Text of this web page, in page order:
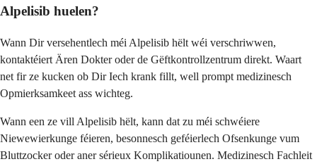
Alpelisib huelen?
Wann Dir versehentlech méi Alpelisib hëlt wéi verschriwwen,
kontaktéiert Ären Dokter oder de Gëftkontrollzentrum direkt. Waart
net fir ze kucken ob Dir Iech krank fillt, well prompt medizinesch
Opmierksamkeet ass wichteg.
Wann een ze vill Alpelisib hëlt, kann dat zu méi schwéiere
Niewewierkunge féieren, besonnesch geféierlech Ofsenkunge vum
Bluttzocker oder aner sérieux Komplikatiounen. Medizinesch Fachleit